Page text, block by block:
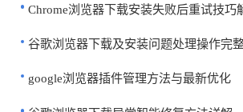
Chrome浏览器下载安装失败后重试技巧
谷歌浏览器下载及安装问题处理操作完
google浏览器插件管理方法与最新优化